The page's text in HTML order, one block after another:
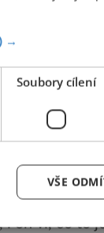
a hrát
milionu
může
on ví, co to
→
Soubory cílení
VŠE